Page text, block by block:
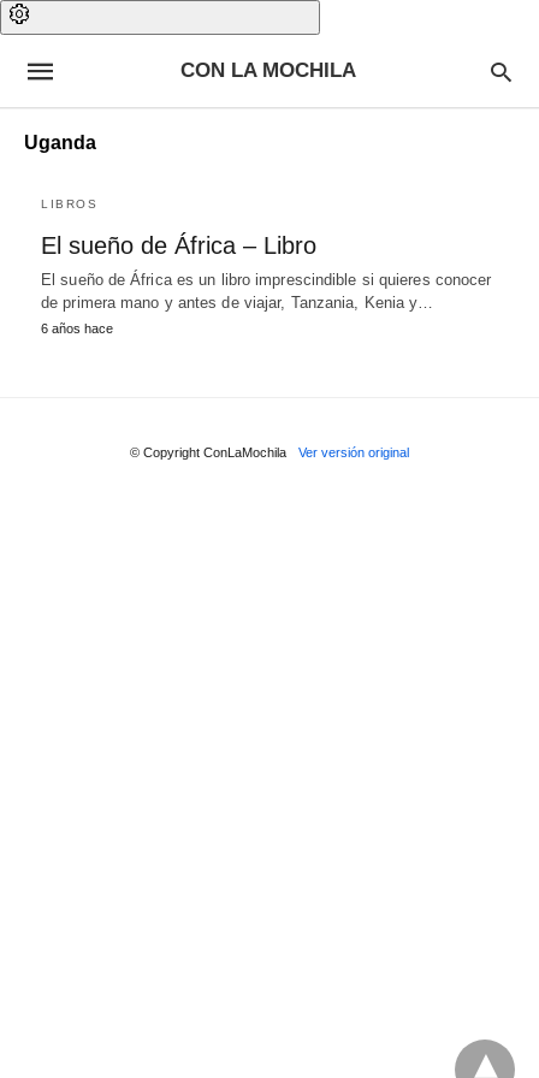
CON LA MOCHILA
Uganda
LIBROS
El sueño de África – Libro
El sueño de África es un libro imprescindible si quieres conocer
de primera mano y antes de viajar, Tanzania, Kenia y…
6 años hace
© Copyright ConLaMochila Ver versión original